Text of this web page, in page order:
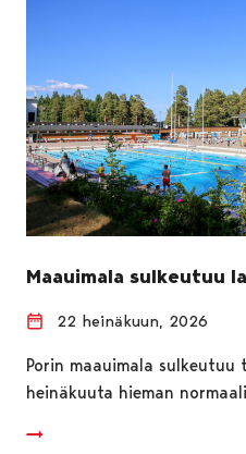
Maauimala sulkeutuu
22 heinäkuun, 2026
Porin maauimala
heinäkuuta hieman